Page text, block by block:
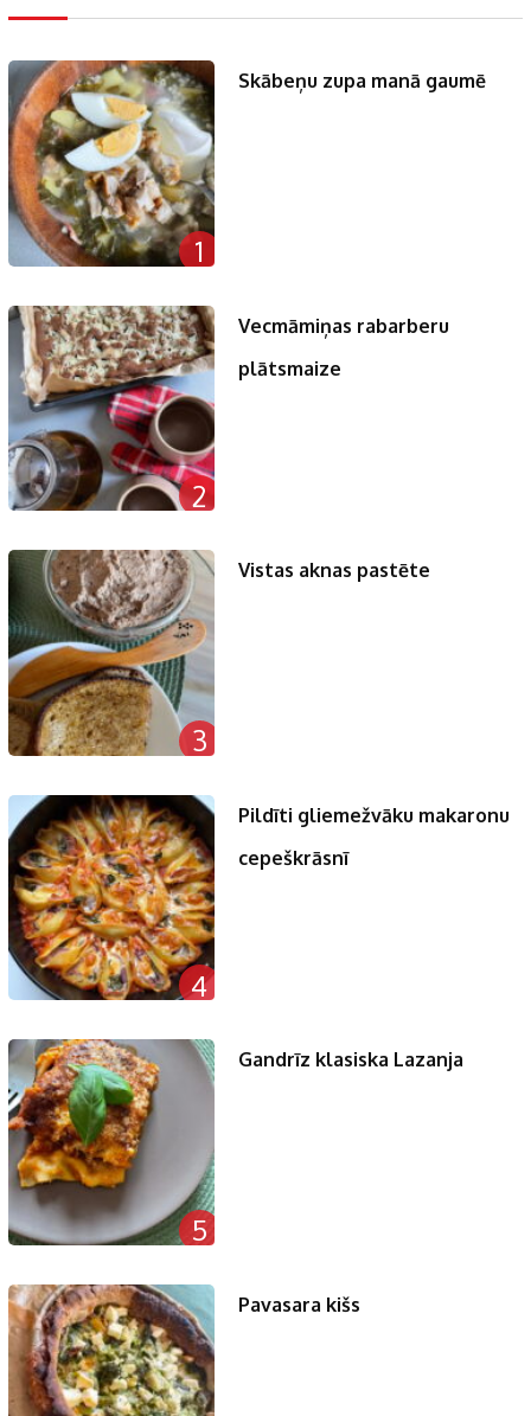
1
Skābeņu zupa manā gaumē
2
Vecmāmiņas rabarberu
plātsmaize
3
Vistas aknas pastēte
4
Pildīti gliemežvāku makaronu
cepeškrāsnī
5
Gandrīz klasiska Lazanja
Pavasara kišs